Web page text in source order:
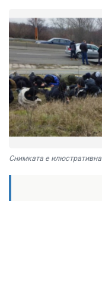
Снимката е илюстративна